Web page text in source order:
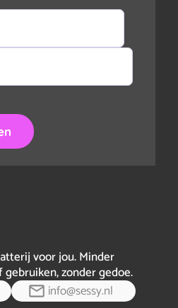
voor jou. Minder
zonder gedoe.
info@sessy.nl